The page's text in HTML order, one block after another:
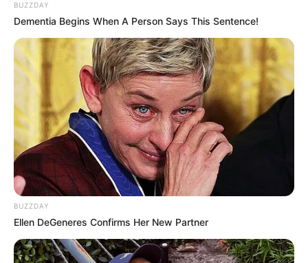
BUZZDAY
Dementia Begins When A Person Says This Sentence!
BUZZDAY
Ellen DeGeneres Confirms Her New Partner